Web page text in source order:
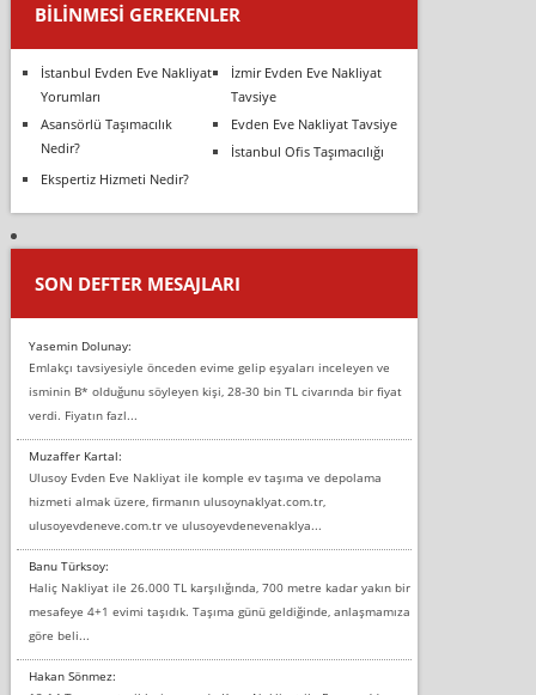
BILINMESI GEREKENLER
İstanbul Evden Eve Nakliyat
Yorumları
İzmir Evden Eve Nakliyat
Tavsiye
Asansörlü Taşımacılık
Nedir?
Evden Eve Nakliyat Tavsiye
İstanbul Ofis Taşımacılığı
Ekspertiz Hizmeti Nedir?
SON DEFTER MESAJLARI
Yasemin Dolunay:
Emlakçı tavsiyesiyle önceden evime gelip eşyaları inceleyen ve
isminin B* olduğunu söyleyen kişi, 28-30 bin TL civarında bir fiyat
verdi. Fiyatın fazl...
Muzaffer Kartal:
Ulusoy Evden Eve Nakliyat ile komple ev taşıma ve depolama
hizmeti almak üzere, firmanın ulusoynaklyat.com.tr,
ulusoyevdeneve.com.tr ve ulusoyevdenevenaklya...
Banu Türksoy:
Haliç Nakliyat ile 26.000 TL karşılığında, 700 metre kadar yakın bir
mesafeye 4+1 evimi taşıdık. Taşıma günü geldiğinde, anlaşmamıza
göre beli...
Hakan Sönmez: